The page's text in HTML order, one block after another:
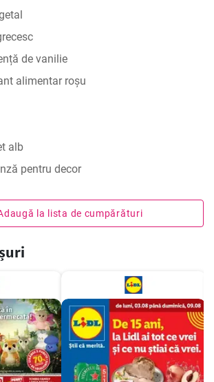
de vanilie
alimentar roșu
alb
pentru decor
la lista de cumpărături